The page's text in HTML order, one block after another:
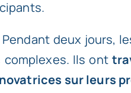
deux jours,
Ils ont
sur leurs